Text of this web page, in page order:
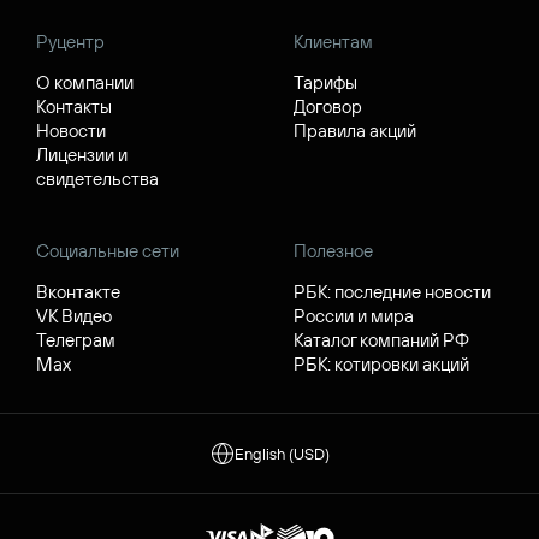
Руцентр
О компании
Контакты
Новости
Лицензии и
свидетельства
Клиентам
Тарифы
Договор
Правила акций
Социальные сети
Вконтакте
VK Видео
Телеграм
Max
Полезное
РБК: последние новости
России и мира
Каталог компаний РФ
РБК: котировки акций
English (USD)